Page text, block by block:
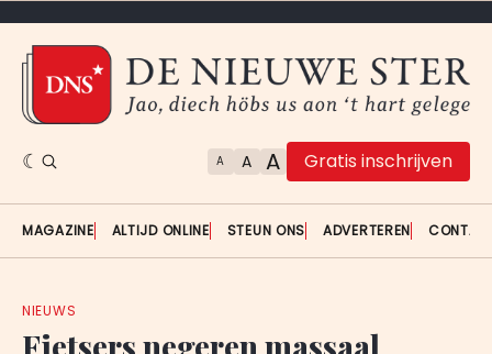
A A A Gratis inschrijven
MAGAZINE ALTIJD ONLINE STEUN ONS ADVERTEREN
NIEUWS